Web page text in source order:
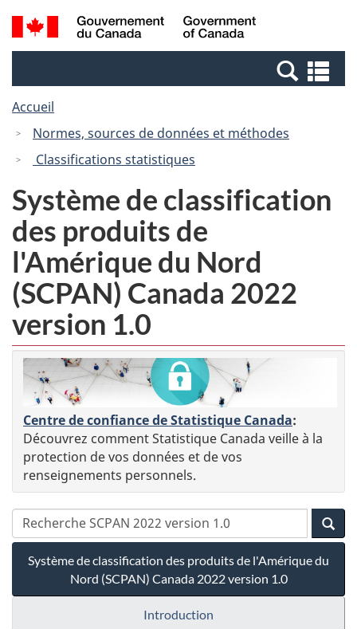
Passer
au
Passer
à
Canada
Recherche
et
et
Accueil
Normes, sources de données et méthodes
Classifications statistiques
Système de classification
des produits de
l'Amérique du Nord
(SCPAN) Canada 2022
version 1.0
Centre de confiance de Statistique Canada:
Découvrez comment Statistique Canada veille à la
protection de vos données et de vos
renseignements personnels.
Système de classification des produits de l'Amérique du
Nord (SCPAN) Canada 2022 version 1.0
Introduction